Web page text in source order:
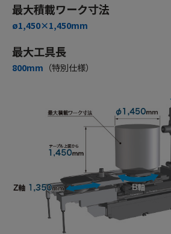
最大積載ワーク寸法
ø1,450×1,450mm
最大工具長
800mm （特別仕様）